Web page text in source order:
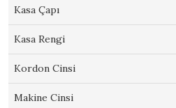
Kasa Çapı
Kasa Rengi
Kordon Cinsi
Makine Cinsi